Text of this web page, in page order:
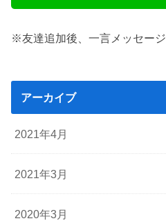
※友達追加後、一言メッセー
アーカイブ
2021年4月
2021年3月
2020年3月